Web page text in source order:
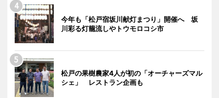
今年も「松戸宿坂川献灯まつり」開催へ 坂
川彩る灯籠流しやトウモロコシ市
松戸の果樹農家4人が初の「オーチャーズマル
シェ」 レストラン企画も